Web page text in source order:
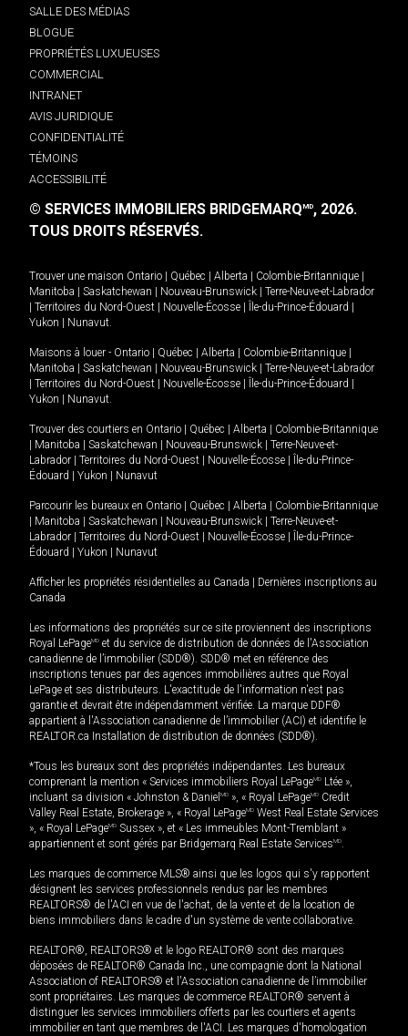
SALLE DES MÉDIAS
BLOGUE
PROPRIÉTÉS LUXUEUSES
COMMERCIAL
INTRANET
AVIS JURIDIQUE
CONFIDENTIALITÉ
TÉMOINS
ACCESSIBILITÉ
© SERVICES IMMOBILIERS BRIDGEMARQMD, 2026.
TOUS DROITS RÉSERVÉS.
Trouver une maison Ontario Québec Alberta Colombie-Britannique
Manitoba
Saskatchewan Nouveau-Brunswick
Terre-Neuve-et-Labrador
Territoires du Nord-Ouest Nouvelle-Écosse Île-du-Prince-Édouard
Yukon
Nunavut.
Maisons à louer - Ontario Québec Alberta Colombie-Britannique
Manitoba
Saskatchewan Nouveau-Brunswick
Terre-Neuve-et-Labrador
Territoires du Nord-Ouest Nouvelle-Écosse Île-du-Prince-Édouard
Yukon
Nunavut.
Trouver des courtiers en Ontario Québec Alberta
Colombie-Britannique
Manitoba Saskatchewan Nouveau-Brunswick
Terre-Neuve-et-
Labrador
Territoires du Nord-Ouest Nouvelle-Écosse
Île-du-Prince-
Édouard
Yukon Nunavut
Parcourir les bureaux en Ontario Québec Alberta
Colombie-Britannique
Manitoba Saskatchewan Nouveau-Brunswick
Terre-Neuve-et-
Labrador
Territoires du Nord-Ouest Nouvelle-Écosse
Île-du-Prince-
Édouard
Yukon Nunavut
Afficher les propriétés résidentielles au Canada
Dernières inscriptions au
Canada
Les informations des propriétés sur ce site proviennent des inscriptions
Royal LePageMD et du service de distribution de données de l'Association
canadienne de l’immobilier (SDD®). SDD® met en référence des
inscriptions tenues par des agences immobilières autres que Royal
LePage et ses distributeurs. L'exactitude de l'information n'est pas
garantie et devrait être indépendamment vérifiée. La marque DDF®
appartient à l'Association canadienne de l’immobilier (ACI) et identifie le
REALTOR.ca Installation de distribution de données (SDD®).
*Tous les bureaux sont des propriétés indépendantes. Les bureaux
comprenant la mention « Services immobiliers Royal LePageMD Ltée »,
incluant sa division « Johnston & Daniel MD », « Royal LePageMD Credit
Valley Real Estate, Brokerage », « Royal LePageMD West Real Estate Services
», « Royal LePageMD Sussex », et « Les immeubles Mont-Tremblant »
appartiennent et sont gérés par Bridgemarq Real Estate ServicesMD.
Les marques de commerce MLS® ainsi que les logos qui s'y rapportent
désignent les services professionnels rendus par les membres
REALTORS® de l'ACI en vue de l'achat, de la vente et de la location de
biens immobiliers dans le cadre d'un système de vente collaborative.
REALTOR®, REALTORS® et le logo REALTOR® sont des marques
déposées de REALTOR® Canada Inc., une compagnie dont la National
Association of REALTORS® et l'Association canadienne de l’immobilier
sont propriétaires. Les marques de commerce REALTOR® servent à
distinguer les services immobiliers offerts par les courtiers et agents
immobilier en tant que membres de l'ACI. Les marques d'homologation